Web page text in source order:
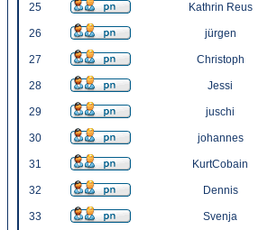
25 Kathrin Reus
26 jürgen
27 Christoph
28 Jessi
29 juschi
30 johannes
31 KurtCobain
32 Dennis
33 Svenja